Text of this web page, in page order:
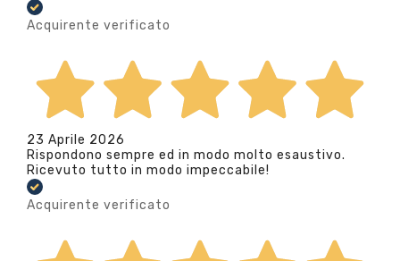
Acquirente verificato
23 Aprile 2026
Rispondono sempre ed in modo molto esaustivo.
Ricevuto tutto in modo impeccabile!
Acquirente verificato